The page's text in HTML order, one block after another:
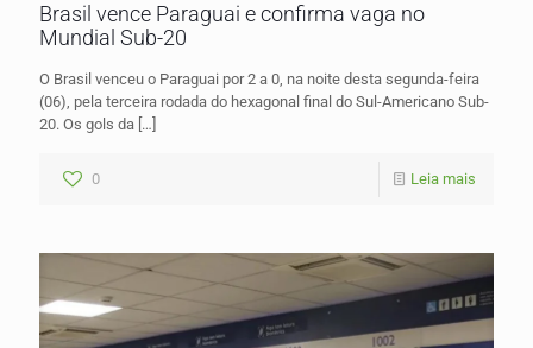
Brasil vence Paraguai e confirma vaga no
Mundial Sub-20
O Brasil venceu o Paraguai por 2 a 0, na noite desta segunda-feira
(06), pela terceira rodada do hexagonal final do Sul-Americano Sub-
20. Os gols da […]
0 Leia mais